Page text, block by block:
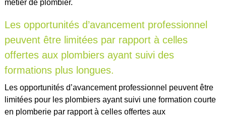
métier de plombier.
Les opportunités d’avancement professionnel
peuvent être limitées par rapport à celles
offertes aux plombiers ayant suivi des
formations plus longues.
Les opportunités d’avancement professionnel peuvent être
limitées pour les plombiers ayant suivi une formation courte
en plomberie par rapport à celles offertes aux